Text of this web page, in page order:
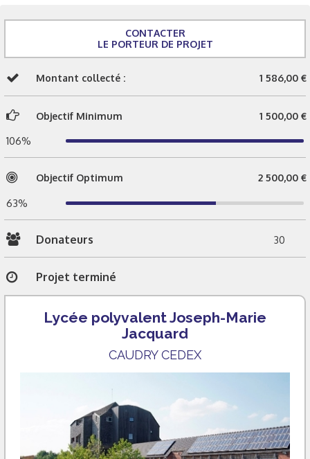
CONTACTER
LE PORTEUR DE PROJET
Montant collecté : 1 586,00 €
Objectif Minimum 1 500,00 €
106%
Objectif Optimum 2 500,00 €
63%
Donateurs 30
Projet terminé
Lycée polyvalent Joseph-Marie
Jacquard
CAUDRY CEDEX